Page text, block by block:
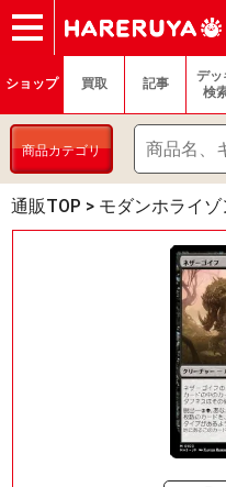
ショップ
買取
記事
デッキ検索
デッキ構築
選手一覧
店舗一覧
イベント
ヘルプ
お問い合わせ ロ
マ
ショップ 買取 記事
デッ
検
商品カテゴリ
通販TOP > モダンホライゾ